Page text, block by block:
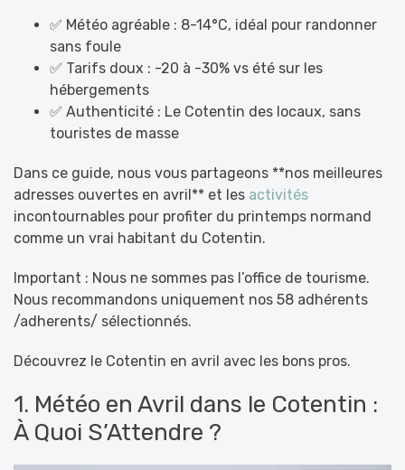
✅ Météo agréable : 8-14°C, idéal pour randonner
sans foule
✅ Tarifs doux : -20 à -30% vs été sur les
hébergements
✅ Authenticité : Le Cotentin des locaux, sans
touristes de masse
Dans ce guide, nous vous partageons **nos meilleures
adresses ouvertes en avril** et les activités
incontournables pour profiter du printemps normand
comme un vrai habitant du Cotentin.
Important : Nous ne sommes pas l’office de tourisme.
Nous recommandons uniquement nos 58 adhérents
/adherents/ sélectionnés.
Découvrez le Cotentin en avril avec les bons pros.
1. Météo en Avril dans le Cotentin :
À Quoi S’Attendre ?